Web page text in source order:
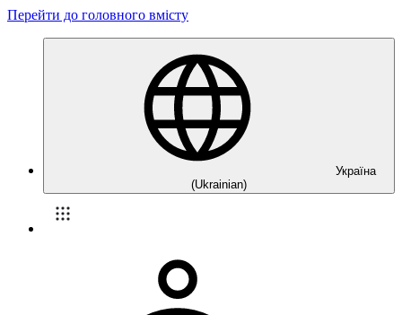
Перейти до головного вмісту
Україна
(Ukrainian)